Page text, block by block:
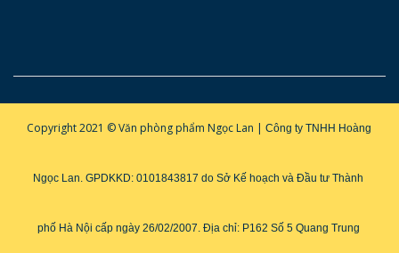
Copyright 2021 © Văn phòng phẩm Ngọc Lan | Công ty TNHH Hoàng
Ngọc Lan. GPDKKD: 0101843817 do Sở Kế hoạch và Đầu tư Thành
phố Hà Nội cấp ngày 26/02/2007. Địa chỉ: P162 Số 5 Quang Trung